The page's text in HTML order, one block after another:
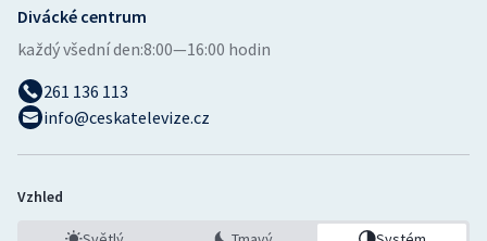
Divácké centrum
každý všední den:8:00—16:00 hodin
261 136 113
info@ceskatelevize.cz
Vzhled